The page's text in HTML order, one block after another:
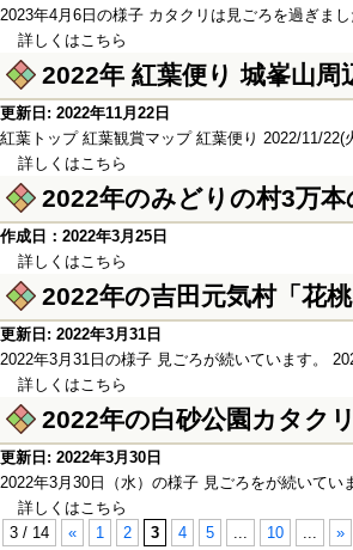
2023年4月6日の様子 カタクリは見ごろを過ぎま
詳しくはこちら
2022年 紅葉便り 城峯山周
更新日: 2022年11月22日
紅葉トップ 紅葉観賞マップ 紅葉便り 2022/11/22(
詳しくはこちら
2022年のみどりの村3万
作成日：2022年3月25日
詳しくはこちら
2022年の吉田元気村「花桃
更新日: 2022年3月31日
2022年3月31日の様子 見ごろが続いています。
詳しくはこちら
2022年の白砂公園カタク
更新日: 2022年3月30日
2022年3月30日（水）の様子 見ごろをが続いて
詳しくはこちら
3 / 14
« 1 2 3 4 5 ... 10 ... »